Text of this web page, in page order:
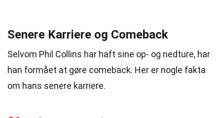
Senere Karriere og Comeback
Selvom Phil Collins har haft sine op- og nedture, har
han formået at gøre comeback. Her er nogle fakta
om hans senere karriere.